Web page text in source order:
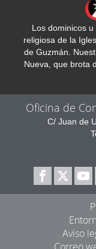
Los dominicos
religiosa de la
de Guzmán.
Nueva, que brota
Oficina de
C/ Juan de
Aviso